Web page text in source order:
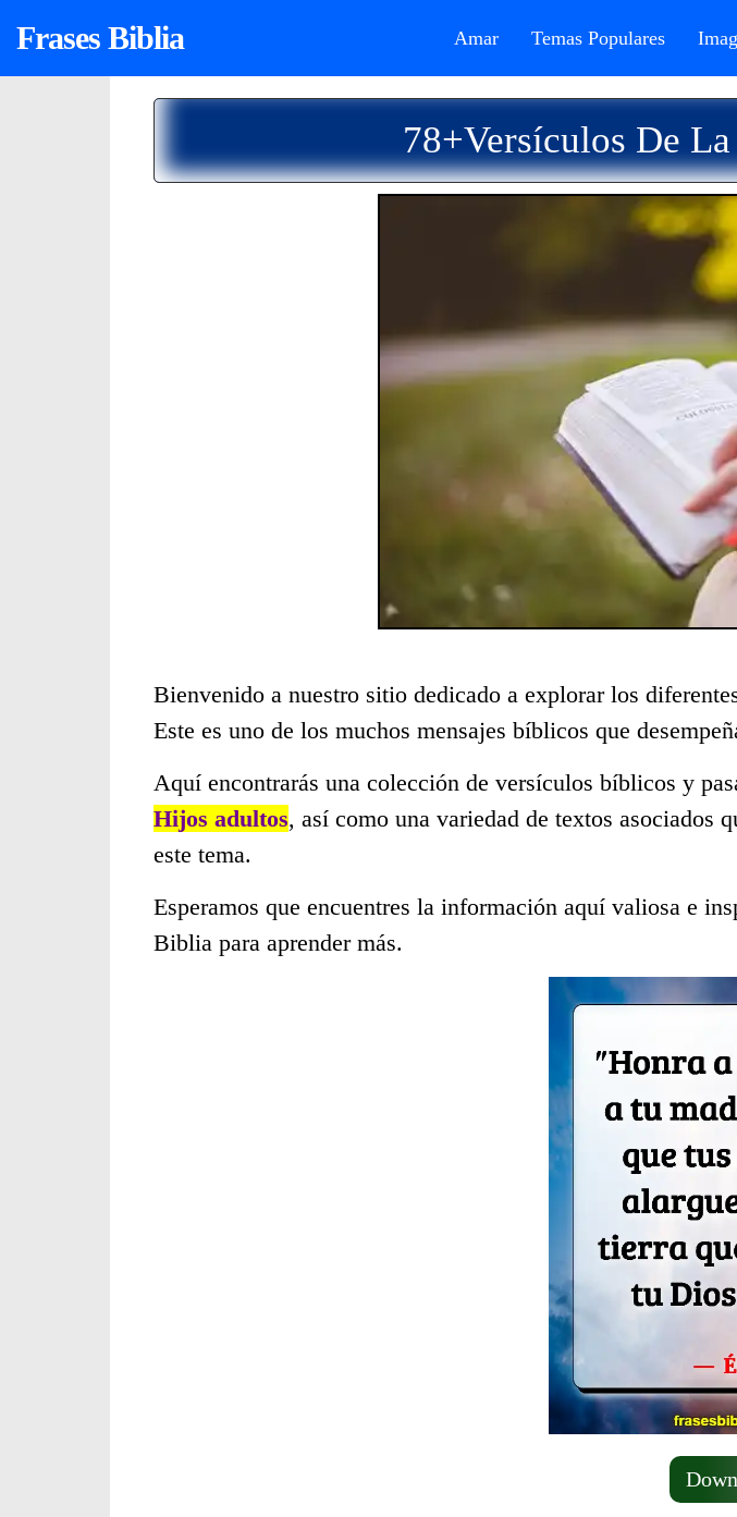
Frases Biblia Amar Temas Populares
78+Versículos De
Bienvenido a nuestro sitio dedicado a explorar los
Este es uno de los muchos mensajes bíblicos que
Aquí encontrarás una colección de versículos bíblicos y
Hijos adultos, así como una variedad de textos asociados
este tema.
Esperamos que encuentres la información aquí valiosa e
Biblia para aprender más.